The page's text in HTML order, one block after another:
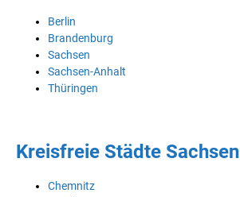
Berlin
Brandenburg
Sachsen
Sachsen-Anhalt
Thüringen
Kreisfreie Städte Sachsen
Chemnitz